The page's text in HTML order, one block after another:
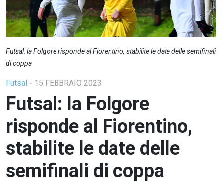
Futsal: la Folgore risponde al Fiorentino, stabilite le date delle semifinali
di coppa
Futsal - 15 FEBBRAIO 2023
Futsal: la Folgore
risponde al Fiorentino,
stabilite le date delle
semifinali di coppa